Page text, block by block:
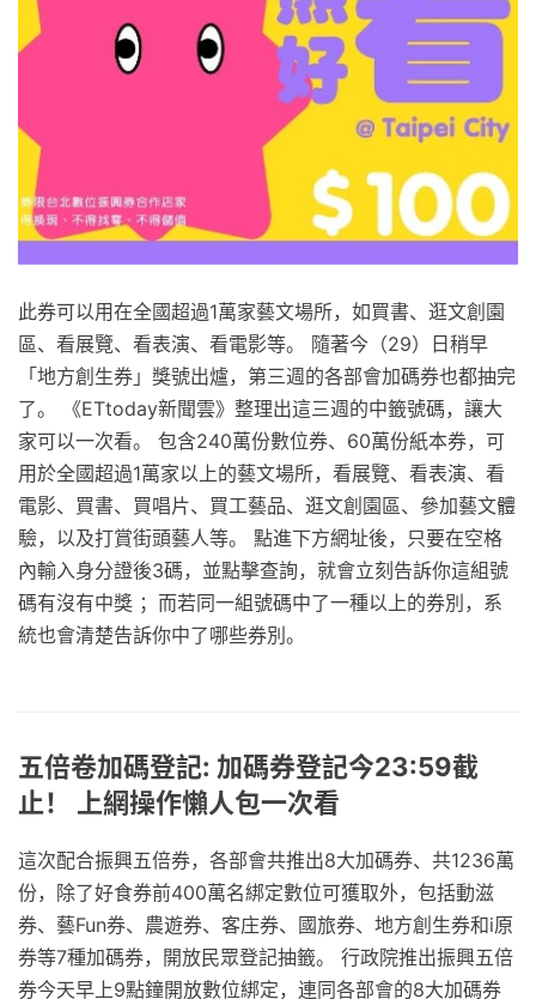
此券可以用在全國超過1萬家藝文場所，如買書、逛文創園
區、看展覽、看表演、看電影等。 隨著今（29）日稍早
「地方創生券」獎號出爐，第三週的各部會加碼券也都抽完
了。 《ETtoday新聞雲》整理出這三週的中籤號碼，讓大
家可以一次看。 包含240萬份數位券、60萬份紙本券，可
用於全國超過1萬家以上的藝文場所，看展覽、看表演、看
電影、買書、買唱片、買工藝品、逛文創園區、參加藝文體
驗，以及打賞街頭藝人等。 點進下方網址後，只要在空格
內輸入身分證後3碼，並點擊查詢，就會立刻告訴你這組號
碼有沒有中獎 ；而若同一組號碼中了一種以上的券別，系
統也會清楚告訴你中了哪些券別。
五倍卷加碼登記: 加碼券登記今23:59截
止！ 上網操作懶人包一次看
這次配合振興五倍券，各部會共推出8大加碼券、共1236萬
份，除了好食券前400萬名綁定數位可獲取外，包括動滋
券、藝Fun券、農遊券、客庄券、國旅券、地方創生券和i原
券等7種加碼券，開放民眾登記抽籤。 行政院推出振興五倍
券今天早上9點鐘開放數位綁定，連同各部會的8大加碼券